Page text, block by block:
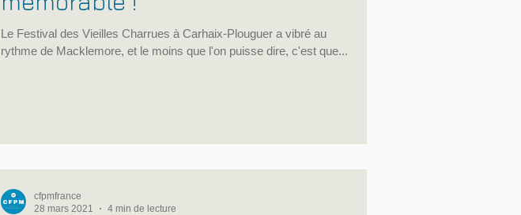
Le Festival des Vieilles Charrues à Carhaix-Plouguer a vibré au
rythme de Macklemore, et le moins que l'on puisse dire, c'est que...
cfpmfrance
28 mars 2021
4 min de lecture